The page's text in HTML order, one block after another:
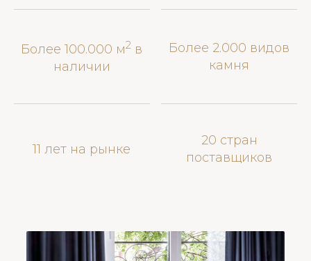
Более 100.000 м2 в
наличии
Более 2.000 видов
камня
11 лет на рынке
20 стран
поставщиков